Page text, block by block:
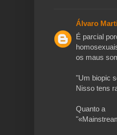
Álvaro
É parcial
os maus
"Um biopic
Nisso tens
Quanto a